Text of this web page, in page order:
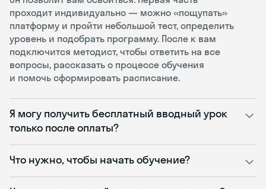
проходит индивидуально — можно «пощупать»
платформу и пройти небольшой тест, определить
уровень и подобрать программу. После к вам
подключится методист, чтобы ответить на все
вопросы, рассказать о процессе обучения
и помочь сформировать расписание.
Я могу получить бесплатный вводный урок
только после оплаты?
Что нужно, чтобы начать обучение?